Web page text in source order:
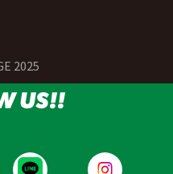
2025
US!!